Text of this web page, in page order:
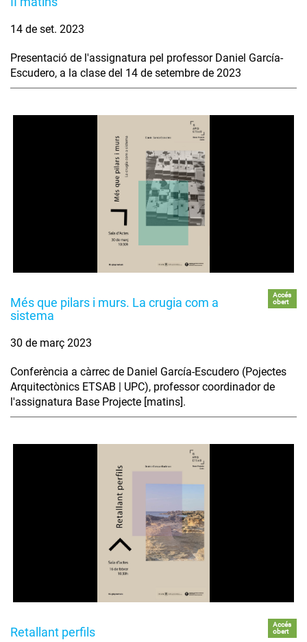
14 de set. 2023
Presentació de l'assignatura pel professor Daniel García-
Escudero, a la clase del 14 de setembre de 2023
Més que pilars i murs. La crugia com a
sistema
Accés
obert
30 de març 2023
Conferència a càrrec de Daniel García-Escudero (Pojectes
Arquitectònics ETSAB | UPC), professor coordinador de
l'assignatura Base Projecte [matins].
Retallant perfils
Accés
obert